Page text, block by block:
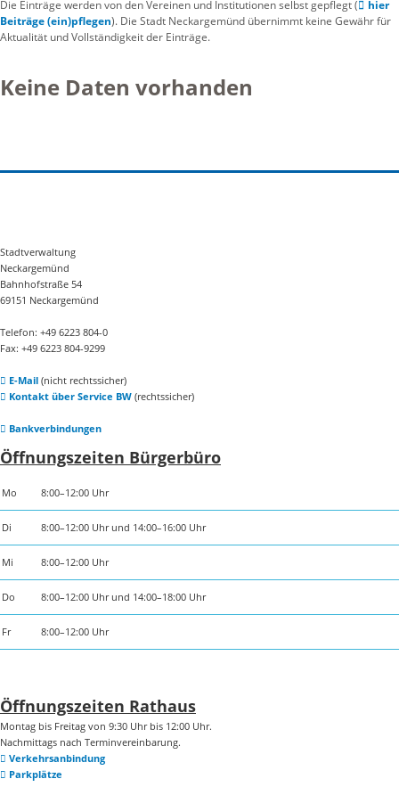
Die Einträge werden von den Vereinen und Institutionen selbst gepflegt (
hier
Beiträge (ein)pflegen). Die Stadt Neckargemünd übernimmt keine Gewähr für
Aktualität und Vollständigkeit der Einträge.
Keine Daten vorhanden
Stadtverwaltung
Neckargemünd
Bahnhofstraße 54
69151 Neckargemünd
Telefon: +49 6223 804-0
Fax: +49 6223 804-9299
E-Mail(nicht rechtssicher)
Kontakt über Service BW(rechtssicher)
Bankverbindungen
Öffnungszeiten Bürgerbüro
Mo 8:00–12:00 Uhr
Di 8:00–12:00 Uhr und 14:00–16:00 Uhr
Mi 8:00–12:00 Uhr
Do 8:00–12:00 Uhr und 14:00–18:00 Uhr
Fr 8:00–12:00 Uhr
Öffnungszeiten Rathaus
Montag bis Freitag von 9:30 Uhr bis 12:00 Uhr.
Nachmittags nach Terminvereinbarung.
Verkehrsanbindung
Parkplätze